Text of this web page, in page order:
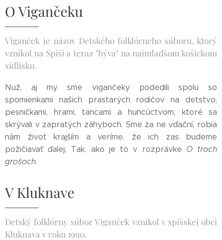
O Vigančeku
Viganček je názov Detského folklórneho súboru, ktorý
vznikol na Spiši a teraz "býva" na najmladšom košickom
sídlisku.
Nuž, aj my sme vigančeky podedili spolu so
spomienkami našich prastarých rodičov na detstvo,
pesničkami, hrami, tancami a huncúctvom, ktoré sa
skrývali v zapratých záhyboch. Sme za ne vďační, robia
nám život krajším a veríme, že ich zas budeme
požičiavať ďalej. Tak, ako je to v rozprávke O troch
grošoch.
V Kluknave
Detský folklórny súbor Viganček vznikol v spišskej obci
Kluknava v roku 1990.